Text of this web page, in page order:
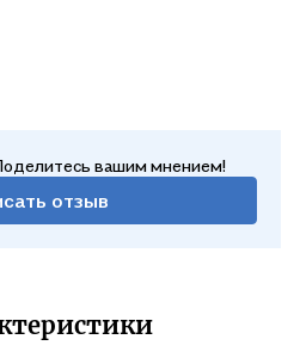
вашим мнением!
отзыв